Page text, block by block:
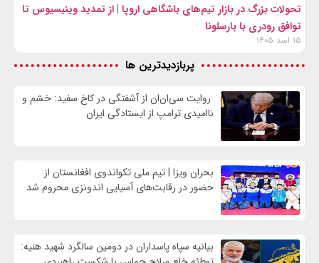
تحولات بزرگ در بازار تیم‌های باشگاهی اروپا | از تمدید وینیسیوس تا
توافق رودری با بارسلونا
۱۵ اسد ۱۴۰۵
پربازدیدترین ها
روایت سی‌ان‌ان از آشفتگی در کاخ سفید: خشم و
ناامیدی ترامپ از ایستادگی ایران
بحران ویزا | تیم ملی تکواندوی افغانستان از
حضور در رقابت‌های آسیایی اندونزی محروم شد
بیانیه سپاه پاسداران در دومین سالگرد شهید هنیه: